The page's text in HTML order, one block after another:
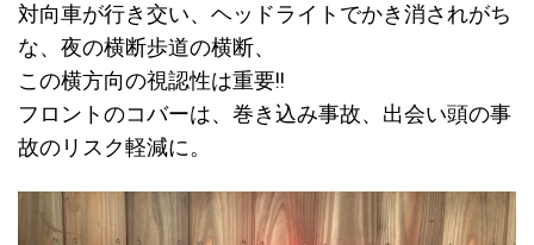
対向車が行き交い、ヘッドライトでかき消されがち
な、夜の横断歩道の横断、
この横方向の視認性は重要!!
フロントのコバーは、巻き込み事故、出会い頭の事
故のリスク軽減に。